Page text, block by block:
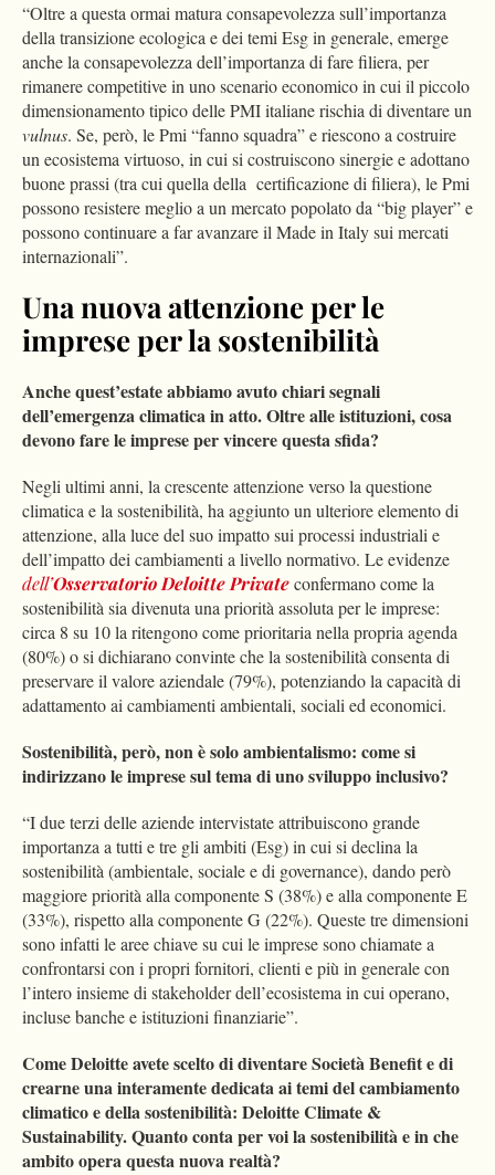
“Oltre a questa ormai matura consapevolezza sull’importanza
della transizione ecologica e dei temi Esg in generale, emerge
anche la consapevolezza dell’importanza di fare filiera, per
rimanere competitive in uno scenario economico in cui il piccolo
dimensionamento tipico delle PMI italiane rischia di diventare un
vulnus. Se, però, le Pmi “fanno squadra” e riescono a costruire
un ecosistema virtuoso, in cui si costruiscono sinergie e adottano
buone prassi (tra cui quella della certificazione di filiera), le Pmi
possono resistere meglio a un mercato popolato da “big player” e
possono continuare a far avanzare il Made in Italy sui mercati
internazionali”.
Una nuova attenzione per le
imprese per la sostenibilità
Anche quest’estate abbiamo avuto chiari segnali
dell’emergenza climatica in atto. Oltre alle istituzioni, cosa
devono fare le imprese per vincere questa sfida?
Negli ultimi anni, la crescente attenzione verso laquestione
climaticae lasostenibilità, ha aggiunto unulteriore elemento di
attenzione, alla luce del suo impatto sui processi industriali e
dell’impatto deicambiamenti a livello normativo. Le evidenze
dell’Osservatorio Deloitte Privateconfermano come la
sostenibilità sia divenuta una priorità assoluta per le imprese:
circa 8 su 10la ritengono come prioritaria nella propria agenda
(80%) o si dichiarano convinte che la sostenibilità consenta di
preservare il valore aziendale (79%), potenziando la capacità di
adattamento ai cambiamenti ambientali, sociali ed economici.
Sostenibilità, però, non è solo ambientalismo: come si
indirizzano le imprese sul tema di uno sviluppo inclusivo?
“I due terzi delle aziende intervistate attribuiscono grande
importanza a tutti e tre gli ambiti (Esg) in cui si declina la
sostenibilità (ambientale, sociale e di governance), dando però
maggiore priorità alla componente S (38%) e alla componente E
(33%), rispetto alla componente G (22%). Queste tre dimensioni
sono infatti le aree chiave su cui le imprese sono chiamate a
confrontarsi con i propri fornitori, clienti e più in generale con
l’intero insieme di stakeholder dell’ecosistema in cui operano,
incluse banche e istituzioni finanziarie”.
Come Deloitte avete scelto di diventare Società Benefit e di
crearne una interamente dedicata ai temi del cambiamento
climatico e della sostenibilità: Deloitte Climate &
Sustainability. Quanto conta per voi la sostenibilità e in che
ambito opera questa nuova realtà?